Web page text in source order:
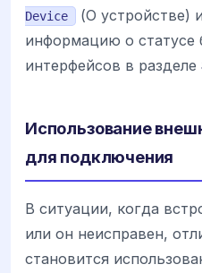
Device
(О устройстве)
информацию о статусе
интерфейсов в разделе
Использование
для подключения
В ситуации, когда
или он неисправен,
становится